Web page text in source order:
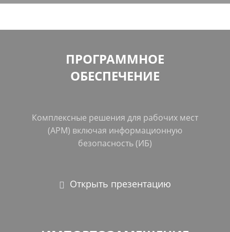
ПРОГРАММНОЕ
ОБЕСПЕЧЕНИЕ
Комплексные решения для рабочих мест
(АРМ) включая информационную
безопасность (ИБ)
Открыть презентацию